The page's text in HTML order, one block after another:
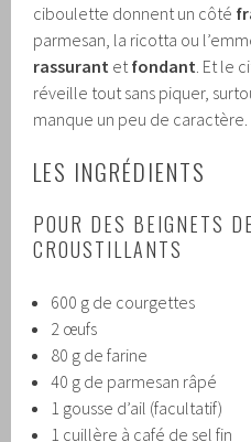
ciboulette donnent un côté
parmesan, la ricotta ou
rassurant et fondant . Et le
réveille tout sans piquer,
manque un peu de caractère.
LES INGRÉDIENTS
POUR DES BEIGNETS
CROUSTILLANTS
600 g de courgettes
2 œufs
80 g de farine
40 g de parmesan râpé
1 gousse d’ail (facultatif)
1 cuillère à café de sel fin